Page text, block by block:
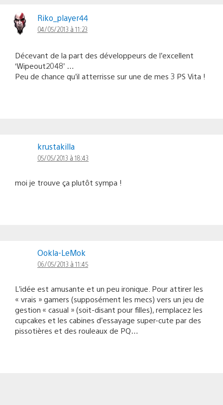
Riko_player44
04/05/2013 à 11:23
Décevant de la part des développeurs de l’excellent
‘Wipeout2048’ …
Peu de chance qu’il atterrisse sur une de mes 3 PS Vita !
krustakilla
05/05/2013 à 18:43
moi je trouve ça plutôt sympa !
Ookla-LeMok
06/05/2013 à 11:45
L’idée est amusante et un peu ironique. Pour attirer les
« vrais » gamers (supposément les mecs) vers un jeu de
gestion « casual » (soit-disant pour filles), remplacez les
cupcakes et les cabines d’essayage super-cute par des
pissotières et des rouleaux de PQ…